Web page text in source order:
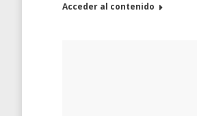
Acceder al contenido